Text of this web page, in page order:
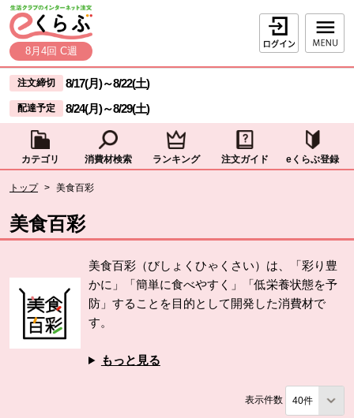
ページの先頭です。
本文へジャンプする。
8月4回 C週
ログイン
ここからサイト内共通メニューです。
サイト内共通メニューをスキップする
注文締切 8/17(月)～8/22(土)
配達予定 8/24(月)～8/29(土)
カテゴリ 消費材検索 ランキング 注文ガイド eくらぶ登録
トップ > 美食百彩
美食百彩
美食百彩（びしょくひゃくさい）は、「彩り豊
かに」「簡単に食べやすく」「低栄養状態を予
防」することを目的として開発した消費材で
す。
もっと見る
表示件数